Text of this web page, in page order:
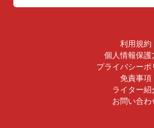
利用規約
個人情報保護
プライバシーポ
免責事項
ライター紹
お問い合わ